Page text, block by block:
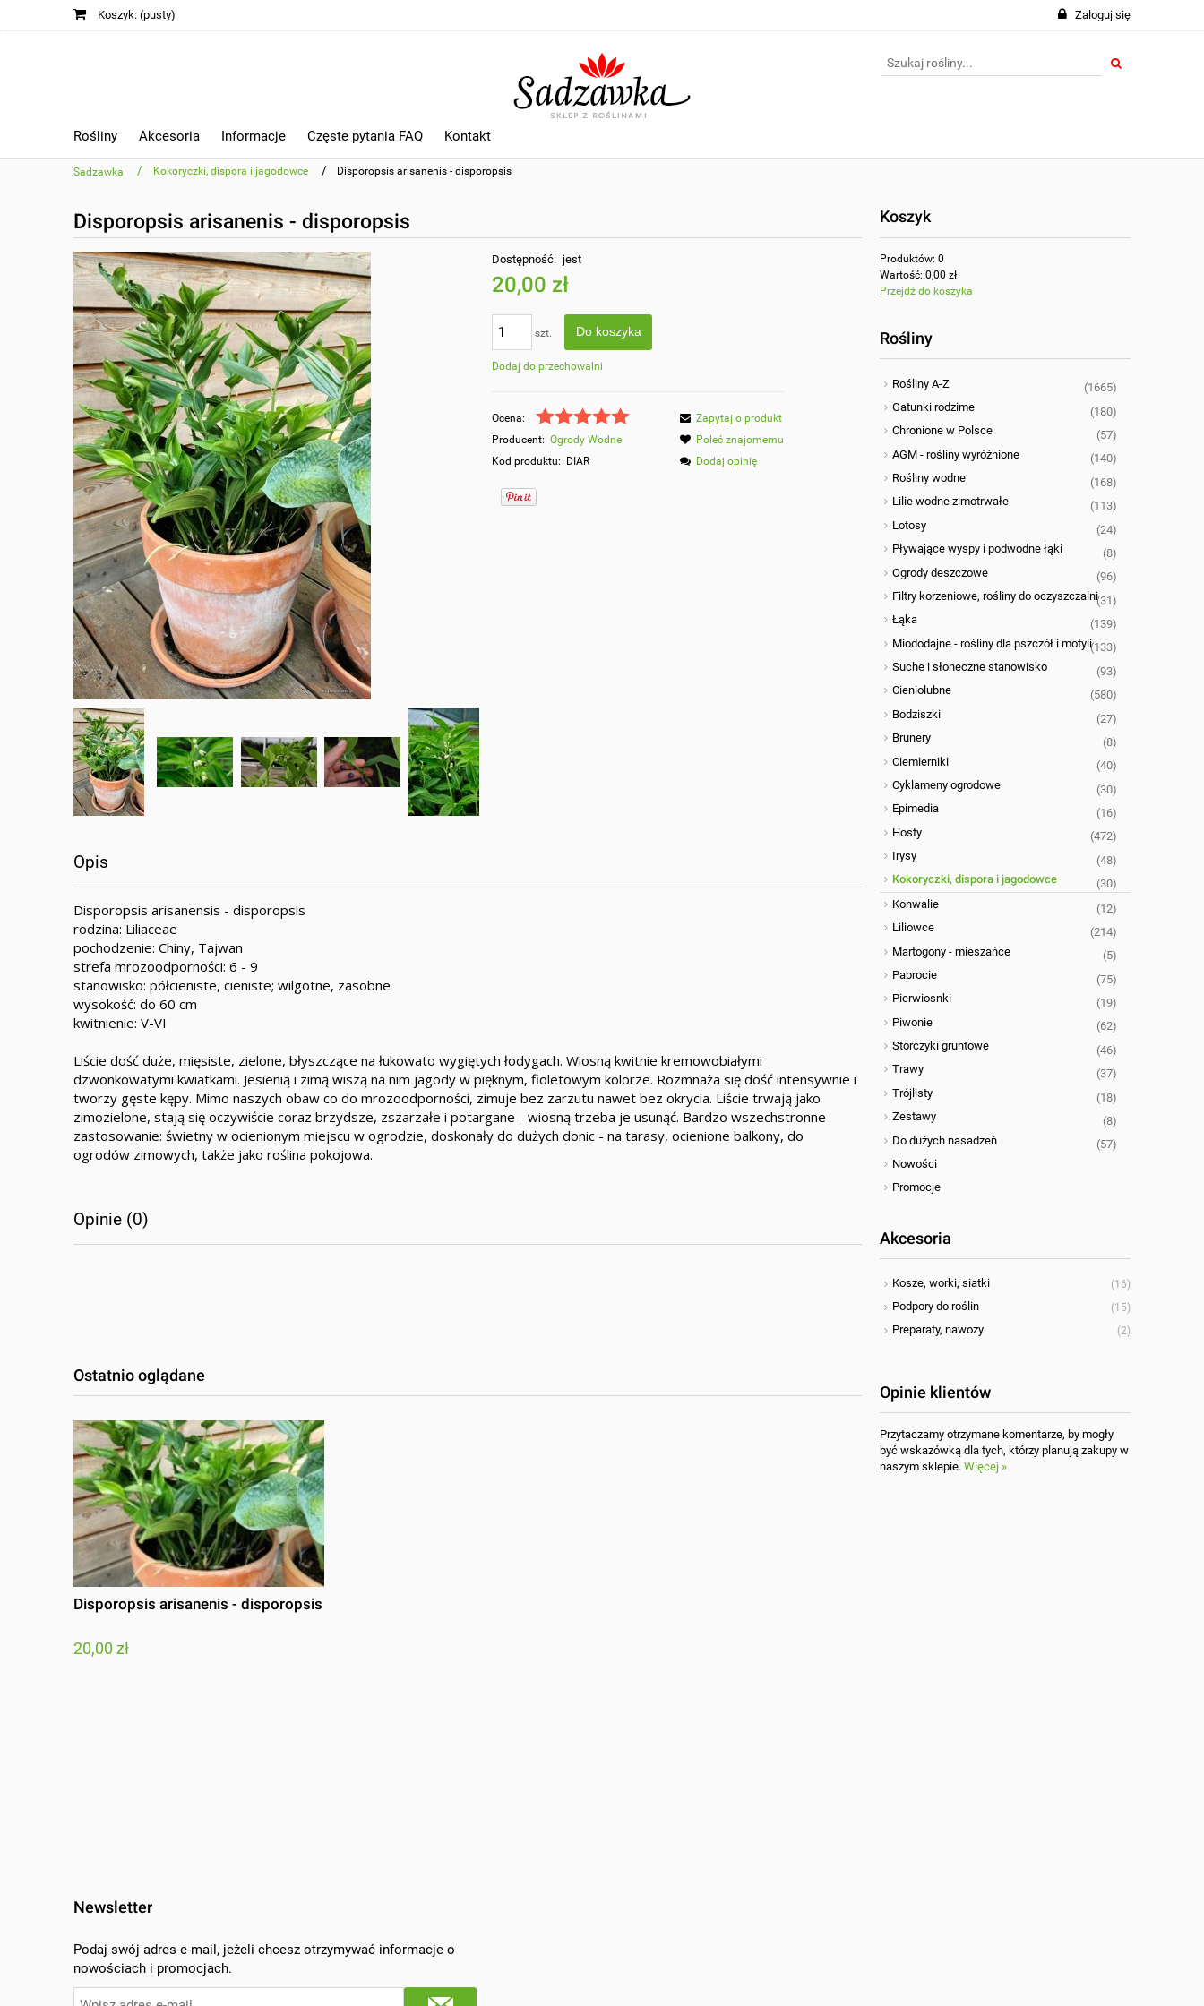
Zaloguj się
Koszyk: (pusty)
Rośliny Akcesoria Informacje Częste pytania FAQ Kontakt
Sadzawka / Kokoryczki, dispora i jagodowce / Disporopsis arisanenis - disporopsis
Disporopsis arisanenis - disporopsis
Dostępność: jest
20,00 zł
szt. Do koszyka
Dodaj do przechowalni
Ocena:
Producent: Ogrody Wodne
Kod produktu: DIAR
Zapytaj o produkt
Poleć znajomemu
Dodaj opinię
Opis
Disporopsis arisanensis - disporopsis
rodzina: Liliaceae
pochodzenie: Chiny, Tajwan
strefa mrozoodporności: 6 - 9
stanowisko: półcieniste, cieniste; wilgotne, zasobne
wysokość: do 60 cm
kwitnienie: V-VI
Liście dość duże, mięsiste, zielone, błyszczące na łukowato wygiętych łodygach. Wiosną kwitnie kremowobiałymi
dzwonkowatymi kwiatkami. Jesienią i zimą wiszą na nim jagody w pięknym, fioletowym kolorze. Rozmnaża się dość intensywnie i
tworzy gęste kępy. Mimo naszych obaw co do mrozoodporności, zimuje bez zarzutu nawet bez okrycia. Liście trwają jako
zimozielone, stają się oczywiście coraz brzydsze, zszarzałe i potargane - wiosną trzeba je usunąć. Bardzo wszechstronne
zastosowanie: świetny w ocienionym miejscu w ogrodzie, doskonały do dużych donic - na tarasy, ocienione balkony, do
ogrodów zimowych, także jako roślina pokojowa.
Opinie (0)
Ostatnio oglądane
Disporopsis arisanenis - disporopsis
20,00 zł
Koszyk
Produktów: 0
Wartość: 0,00 zł
Przejdź do koszyka
Rośliny
Rośliny A-Z
(1665)
Gatunki rodzime
(180)
Chronione w Polsce
(57)
AGM - rośliny wyróżnione
(140)
Rośliny wodne
(168)
Lilie wodne zimotrwałe
(113)
Lotosy
(24)
Pływające wyspy i podwodne łąki
(8)
Ogrody deszczowe
(96)
Filtry korzeniowe, rośliny do oczyszczalni(31)
Łąka
(139)
Miododajne - rośliny dla pszczół i motyli(133)
Suche i słoneczne stanowisko
(93)
Cieniolubne
(580)
Bodziszki
(27)
Brunery
(8)
Ciemierniki
(40)
Cyklameny ogrodowe
(30)
Epimedia
(16)
Hosty
(472)
Irysy
(48)
Kokoryczki, dispora i jagodowce
(30)
Konwalie
(12)
Liliowce
(214)
Martogony - mieszańce
(5)
Paprocie
(75)
Pierwiosnki
(19)
Piwonie
(62)
Storczyki gruntowe
(46)
Trawy
(37)
Trójlisty
(18)
Zestawy
(8)
Do dużych nasadzeń
(57)
Nowości
Promocje
Akcesoria
Kosze, worki, siatki (16)
Podpory do roślin (15)
Preparaty, nawozy (2)
Opinie klientów
Przytaczamy otrzymane komentarze, by mogły
być wskazówką dla tych, którzy planują zakupy w
naszym sklepie. Więcej »
Newsletter
Podaj swój adres e-mail, jeżeli chcesz otrzymywać informacje o
nowościach i promocjach.